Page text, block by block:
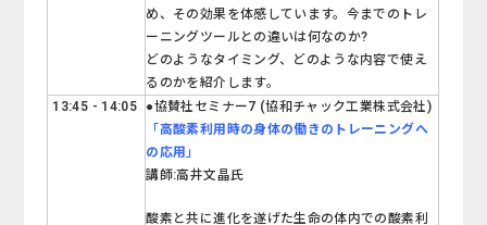
め、その効果を体感しています。今までのトレ
ーニングツールとの違いは何なのか?
どのようなタイミング、どのような内容で使え
るのかを紹介します。
13:45 - 14:05
●協賛社セミナー7 (協和チャック工業株式会社)
「 高酸素利用時の身体の働きのトレーニングへ
の応用 」
講師:高井文晶氏
酸素と共に進化を遂げた生命の体内での酸素利